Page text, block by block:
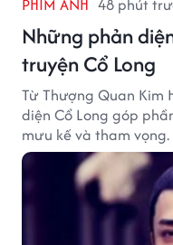
Những phản
truyện Cổ Long
Từ Thượng Quan Kim
diện Cổ Long góp
mưu kế và tham vọng.